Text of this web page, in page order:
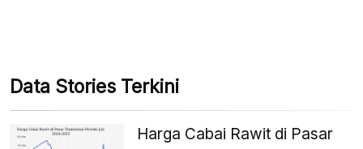
Data Stories Terkini
Harga Cabai Rawit di Pasar